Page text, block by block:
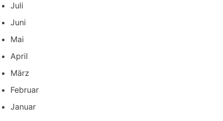
Juli
Juni
Mai
April
März
Februar
Januar